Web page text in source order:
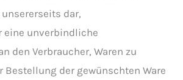
dar,
eine unverbindliche
den Verbraucher, Waren zu
Bestellung der gewünschten Ware